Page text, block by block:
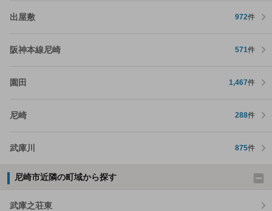
出屋敷 972件
阪神本線尼崎 571件
園田 1,467件
尼崎 288件
武庫川 875件
尼崎市近隣の町域から探す
武庫之荘東